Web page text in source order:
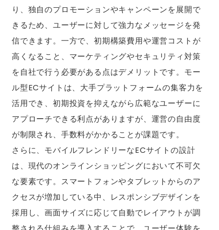
り、独自のプロモーションやキャンペーンを展開で
きるため、ユーザーに対して強力なメッセージを発
信できます。一方で、初期構築費用や運営コストが
高くなること、マーケティングやセキュリティ対策
を自社で行う必要がある点はデメリットです。モー
ル型ECサイトは、大手プラットフォームの集客力を
活用でき、初期投資を抑えながら広範なユーザーに
アプローチできる利点がありますが、運営の自由度
が制限され、手数料がかかることが課題です。
さらに、モバイルフレンドリーなECサイトの設計
は、現代のオンラインショッピングにおいて不可欠
な要素です。スマートフォンやタブレットからのア
クセスが増加している中、レスポンシブデザインを
採用し、画面サイズに応じて自動でレイアウトが調